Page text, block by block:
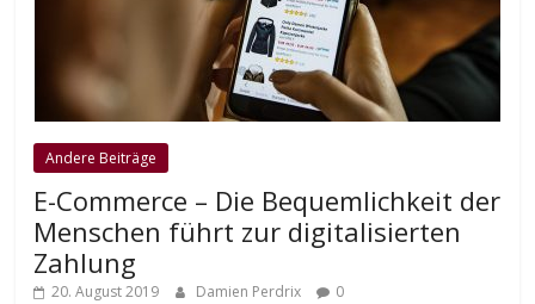
Andere Beiträge
E-Commerce – Die Bequemlichkeit der
Menschen führt zur digitalisierten
Zahlung
20. August 2019 Damien Perdrix 0